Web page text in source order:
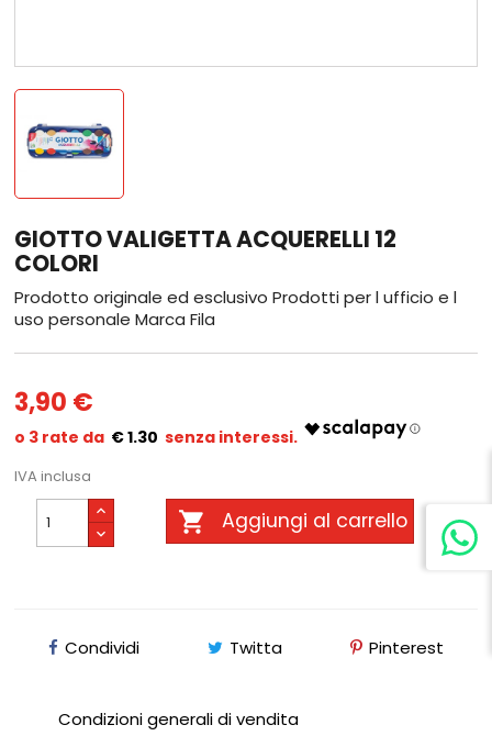
GIOTTO VALIGETTA ACQUERELLI 12
COLORI
Prodotto originale ed esclusivo Prodotti per l ufficio e l
uso personale Marca Fila
3,90 €
€ 1.30
IVA inclusa
 Aggiungi al carrello
Condividi Twitta Pinterest
Condizioni generali di vendita